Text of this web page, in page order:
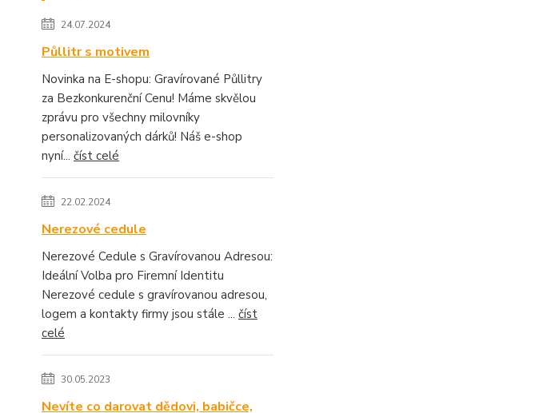
24.07.2024
Půllitr s motivem
Novinka na E-shopu: Gravírované Půllitry
za Bezkonkurenční Cenu! Máme skvělou
zprávu pro všechny milovníky
personalizovaných dárků! Náš e-shop
nyní... číst celé
22.02.2024
Nerezové cedule
Nerezové Cedule s Gravírovanou Adresou:
Ideální Volba pro Firemní Identitu
Nerezové cedule s gravírovanou adresou,
logem a kontakty firmy jsou stále ... číst
celé
30.05.2023
Nevíte co darovat dědovi, babičce,